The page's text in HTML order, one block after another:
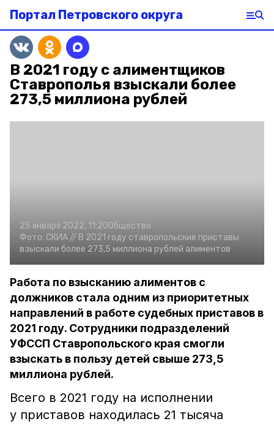
Портал Петровского округа
В 2021 году с алиментщиков
Ставрополья взыскали более
273,5 миллиона рублей
25 января 2022, 11:20Общество
Фото: СКИА // В 2021 году ставропольские приставы
взыскали более 273,5 миллиона рублей алиментов
Работа по взысканию алиментов с
должников стала одним из приоритетных
направлений в работе судебных приставов в
2021 году. Сотрудники подразделений
УФССП Ставропольского края смогли
взыскать в пользу детей свыше 273,5
миллиона рублей.
Всего в 2021 году на исполнении
у приставов находилась 21 тысяча